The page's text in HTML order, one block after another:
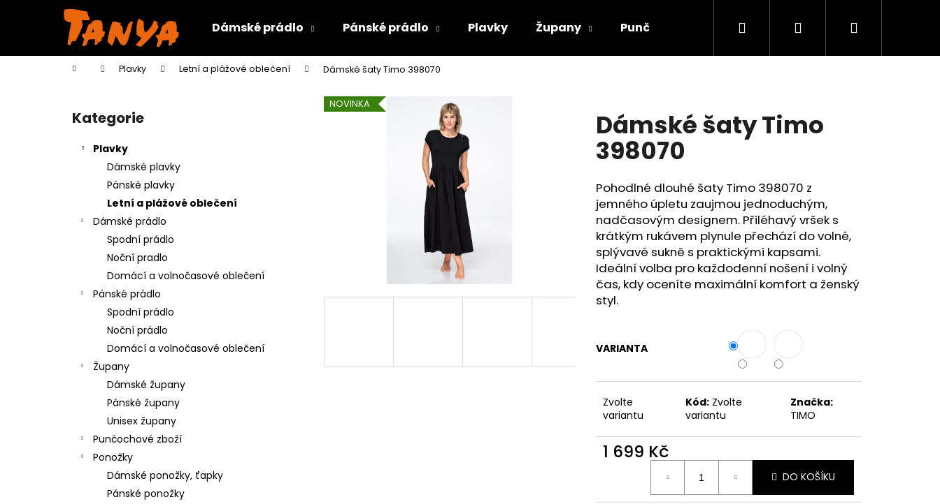
Dámské prádlo Pánské prádlo Plavky Župany Punčochové zboží Ponožky Dětské prádlo
Hledat PřihlášeníNákupní
Domů Plavky Letní a plážové oblečení Dámské šaty Timo 398070
Přeskočit
kategorie
Kategorie
Plavky
Dámské plavky
Pánské plavky
Letní a plážové oblečení
Dámské prádlo
Spodní prádlo
Noční pradlo
Domácí a volnočasové oblečení
Pánské prádlo
Spodní prádlo
Noční prádlo
Domácí a volnočasové oblečení
Župany
Dámské župany
Pánské župany
Unisex župany
Punčochové zboží
Ponožky
Dámské ponožky, ťapky
Pánské ponožky
Dámské šaty Timo
398070
Pohodlné dlouhé šaty Timo 398070 z
jemného úpletu zaujmou jednoduchým,
nadčasovým designem. Přiléhavý vršek s
krátkým rukávem plynule přechází do volné,
splývavé sukně s praktickými kapsami.
Ideální volba pro každodenní nošení i volný
čas, kdy oceníte maximální komfort a ženský
styl.
VARIANTA
Zvolte
variantu
Kód: Zvolte
variantu
Značka:
TIMO
1 699 Kč
DO KOŠÍKU
NOVINKA
í
Zpět
do
Zpět
do
Co potřebujete najít?
Doporučujeme